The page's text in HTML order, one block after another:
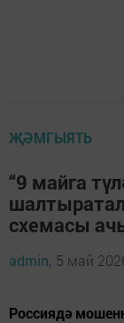
ҖӘМГЫЯТЬ
“9 майга
схемасы
admin, 5 май
Россиядә